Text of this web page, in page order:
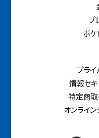
プ
ポ
プラ
情報セ
特定商
オンライ